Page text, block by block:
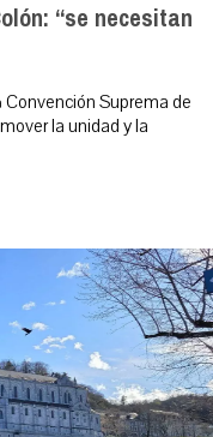
“se necesitan
Convención Suprema de
la unidad y la